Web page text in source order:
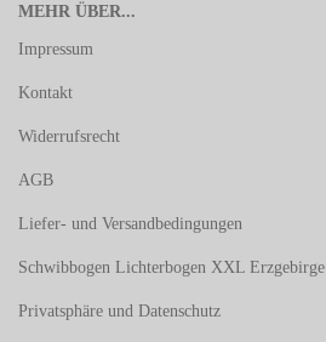
MEHR ÜBER...
Impressum
Kontakt
Widerrufsrecht
AGB
Liefer- und Versandbedingungen
Schwibbogen Lichterbogen XXL Erzgebirge
Privatsphäre und Datenschutz